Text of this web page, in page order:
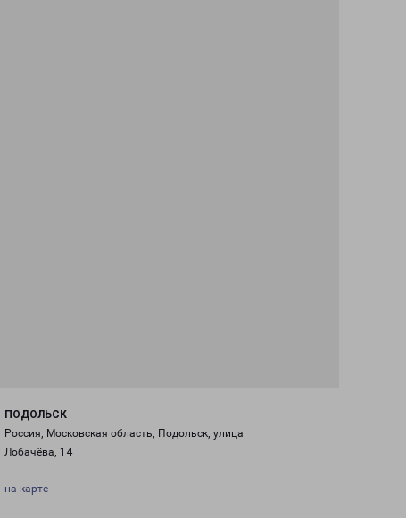
ПОДОЛЬСК
Россия, Московская область, Подольск, улица
Лобачёва, 14
на карте